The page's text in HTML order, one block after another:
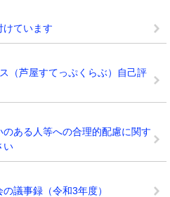
けています
（芦屋すてっぷくらぶ）自己評
ある人等への合理的配慮に関す
い
議事録（令和3年度）